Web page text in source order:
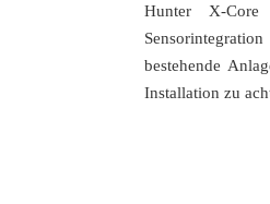
Hunter X-Core
bestehende
Installation zu